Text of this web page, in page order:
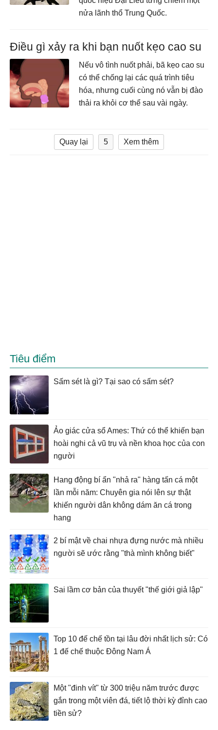
nửa lãnh thổ Trung Quốc.
Điều gì xảy ra khi bạn nuốt kẹo cao su
Nếu vô tình nuốt phải, bã kẹo cao su
có thể chống lại các quá trình tiêu
hóa, nhưng cuối cùng nó vẫn bị đào
thải ra khỏi cơ thể sau vài ngày.
Quay lại 5 Xem thêm
Tiêu điểm
Sấm sét là gì? Tại sao có sấm sét?
Ảo giác cửa sổ Ames: Thứ có thể khiến bạn
hoài nghi cả vũ trụ và nền khoa học của con
người
Hang động bí ẩn "nhả ra" hàng tấn cá một
lần mỗi năm: Chuyên gia nói lên sự thật
khiến người dân không dám ăn cá trong
hang
2 bí mật về chai nhựa đựng nước mà nhiều
người sẽ ước rằng "thà mình không biết"
Sai lầm cơ bản của thuyết "thế giới giả lập"
Top 10 đế chế tồn tại lâu đời nhất lịch sử: Có
1 đế chế thuộc Đông Nam Á
Một "đinh vít" từ 300 triệu năm trước được
gắn trong một viên đá, tiết lộ thời kỳ đỉnh cao
tiền sử?